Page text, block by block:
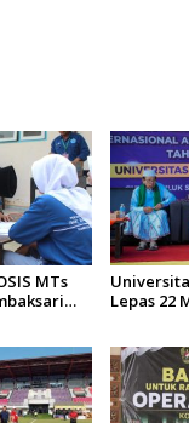
MTs
Lepas 22